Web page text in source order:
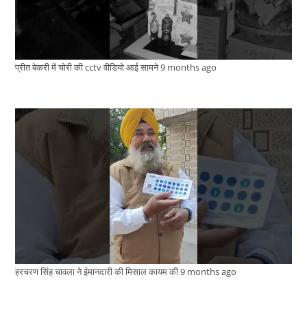
प्रीत बेकरी में चोरी की cctv वीडियो आई सामने9 months ago
हरचरण सिंह चावला ने ईमानदारी की मिसाल कायम की9 months ago